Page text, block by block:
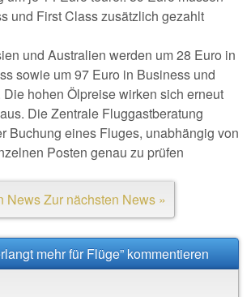
und First Class zusätzlich gezahlt
und Australien werden um 28 Euro in
sowie um 97 Euro in Business und
Die hohen Ölpreise wirken sich erneut
Die Zentrale Fluggastberatung
Buchung eines Fluges, unabhängig von
Posten genau zu prüfen
NewsZur nächsten News »
mehr für Flüge” kommentieren